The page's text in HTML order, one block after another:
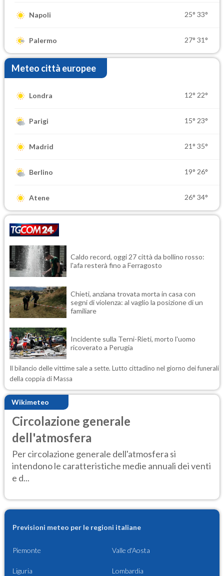
Napoli 25° 33°
Palermo 27° 31°
Meteo città europee
Londra 12° 22°
Parigi 15° 23°
Madrid 21° 35°
Berlino 19° 26°
Atene 26° 34°
Caldo record, oggi 27 città da bollino rosso:
l'afa resterà fino a Ferragosto
Chieti, anziana trovata morta in casa con
segni di violenza: al vaglio la posizione di un
familiare
Incidente sulla Terni-Rieti, morto l'uomo
ricoverato a Perugia
Il bilancio delle vittime sale a sette. Lutto cittadino nel giorno dei funerali
della coppia di Massa
Wikimeteo
Circolazione generale
dell'atmosfera
Per circolazione generale dell'atmosfera si
intendono le caratteristiche medie annuali dei venti
e d...
Previsioni meteo per le regioni italiane
Piemonte Valle d'Aosta
Liguria Lombardia